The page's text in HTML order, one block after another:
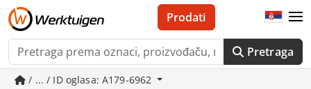
Pretraga
Prodati
/ ... / ID oglasa: A179-6962